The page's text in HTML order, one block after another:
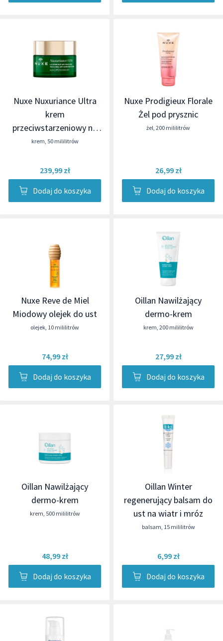
Nuxe Nuxuriance Ultra
krem
przeciwstarzeniowy na
noc
krem, 50 mililitrów
239,99 zł
Dodaj do koszyka
Nuxe Prodigieux Florale
Żel pod prysznic
żel, 200 mililitrów
26,99 zł
Dodaj do koszyka
Nuxe Reve de Miel
Miodowy olejek do ust
olejek, 10 mililitrów
74,99 zł
Dodaj do koszyka
Oillan Nawilżający
dermo-krem
krem, 200 mililitrów
27,99 zł
Dodaj do koszyka
Oillan Nawilżający
dermo-krem
krem, 500 mililitrów
48,99 zł
Dodaj do koszyka
Oillan Winter
regenerujący balsam do
ust na wiatr i mróz
balsam, 15 mililitrów
6,99 zł
Dodaj do koszyka